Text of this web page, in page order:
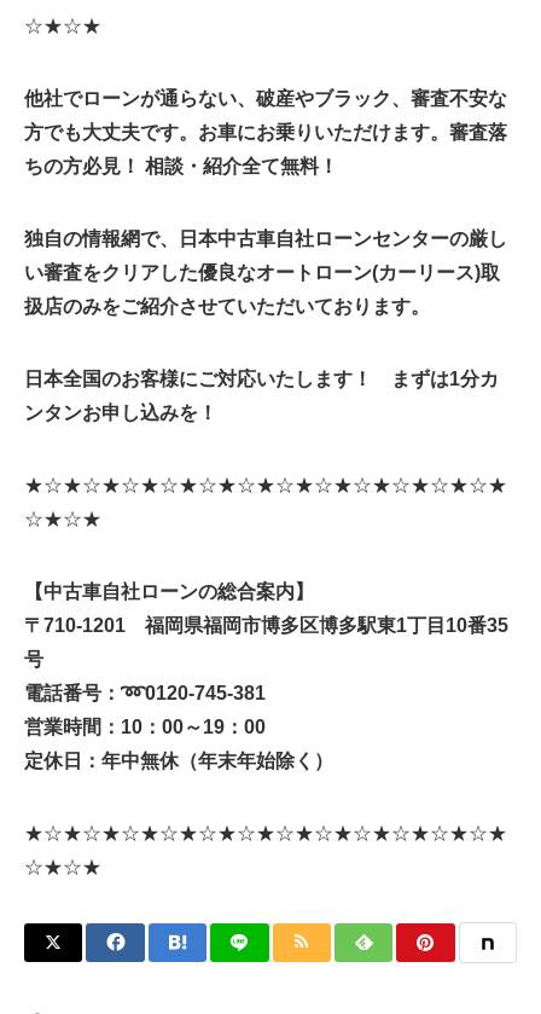
☆★☆★
他社でローンが通らない、破産やブラック、審査不安な
方でも大丈夫です。お車にお乗りいただけます。 審査落
ちの方必見！ 相談・紹介全て無料！
独自の情報網で、日本中古車自社ローンセンターの厳し
い審査をクリアした優良なオートローン(カーリース)取
扱店のみをご紹介させていただいております。
日本全国のお客様にご対応いたします！ まずは1分カ
ンタンお申し込みを！
★☆★☆★☆★☆★☆★☆★☆★☆★☆★☆★☆★☆★
☆★☆★
【中古車自社ローンの総合案内】
〒710-1201 福岡県福岡市博多区博多駅東1丁目10番35
号
電話番号： ➿0120-745-381
営業時間：10：00～19：00
定休日：年中無休（年末年始除く）
★☆★☆★☆★☆★☆★☆★☆★☆★☆★☆★☆★☆★
☆★☆★